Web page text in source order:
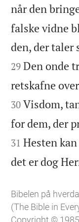
når den
falske vidne
den, der taler
29 Den onde
retskafne
30 Visdom,
for dem, der
31 Hesten
det er dog
Bibelen på
(The Bible in
Copyright ©